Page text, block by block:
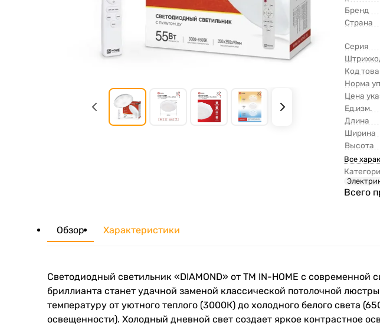
Бренд
Страна
Серия
Код
Норма
Цена
Ед.изм.
Длина
Ширина
Высота
Все
Всего
Обзор Характеристики
Светодиодный светильник «DIAMOND» от ТМ IN-HOME с
бриллианта станет удачной заменой классической потолочной
температуру от уютного теплого (3000К) до холодного белого света
освещенности). Холодный дневной свет создает яркое контрастное